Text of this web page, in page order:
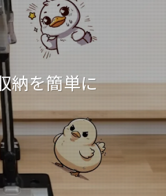
納を簡単に